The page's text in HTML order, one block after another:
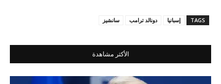
TAGS إسبانيا دونالد ترامب سانشيز
الأكثر مشاهدة